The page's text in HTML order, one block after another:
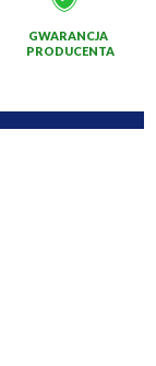
GWARANCJA
PRODUCENTA